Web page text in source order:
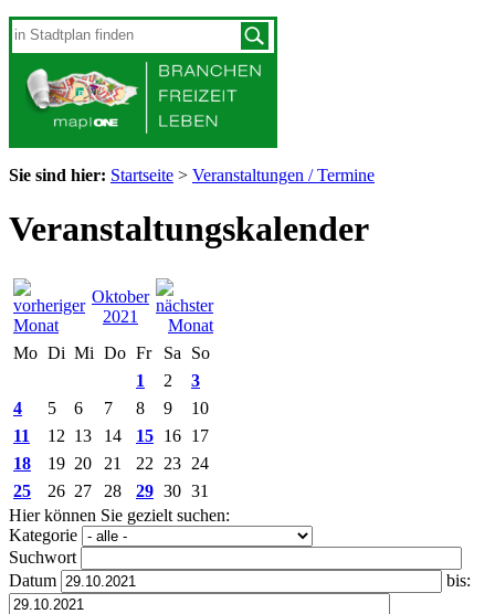
Sie sind hier: Startseite > Veranstaltungen / Termine
Veranstaltungskalender
Oktober
2021
Mo Di Mi Do Fr Sa
So
1
2
3
4
5 6 7 8 9
10
11
12 13 14 15 16 17
18
19 20 21 22 23 24
25
26 27 28 29 30 31
Hier können Sie gezielt suchen:
Kategorie
Suchwort
Datum
bis: